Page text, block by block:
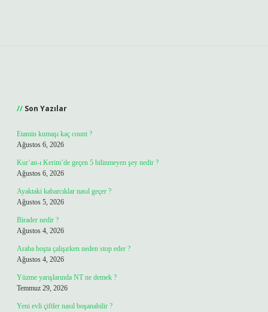
Son Yazılar
Etamin kumaşı kaç count ?
Ağustos 6, 2026
Kur’an-ı Kerim’de geçen 5 bilinmeyen şey nedir ?
Ağustos 6, 2026
Ayaktaki kabarcıklar nasıl geçer ?
Ağustos 5, 2026
Birader nedir ?
Ağustos 4, 2026
Araba boşta çalışırken neden stop eder ?
Ağustos 4, 2026
Yüzme yarışlarında NT ne demek ?
Temmuz 29, 2026
Yeni evli çiftler nasıl boşanabilir ?